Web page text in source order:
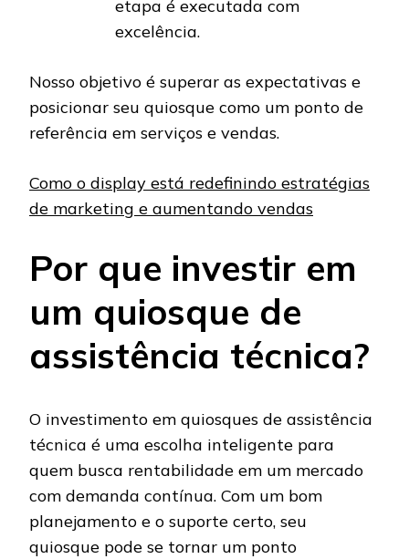
etapa é executada com
excelência.
Nosso objetivo é superar as expectativas e
posicionar seu quiosque como um ponto de
referência em serviços e vendas.
Como o display está redefinindo estratégias
de marketing e aumentando vendas
Por que investir em
um quiosque de
assistência técnica?
O investimento em quiosques de assistência
técnica é uma escolha inteligente para
quem busca rentabilidade em um mercado
com demanda contínua. Com um bom
planejamento e o suporte certo, seu
quiosque pode se tornar um ponto